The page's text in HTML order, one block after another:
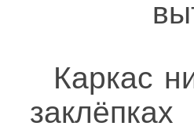
Каркас